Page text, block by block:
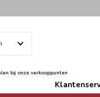
bij onze verkooppunten